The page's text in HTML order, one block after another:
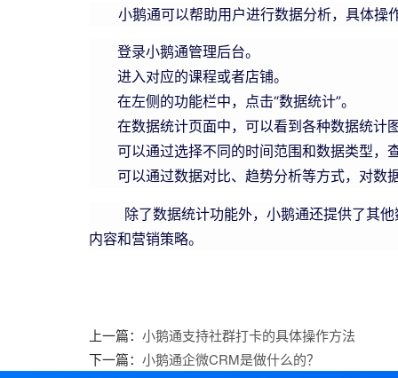
小鹅通可以帮助用户进行数据分析，具体操
登录小鹅通管理后台。
进入对应的课程或者店铺。
在左侧的功能栏中，点击“数据统计”。
在数据统计页面中，可以看到各种数据统计
可以通过选择不同的时间范围和数据类型，
可以通过数据对比、趋势分析等方式，对数
除了数据统计功能外，小鹅通还提供了其他
内容和营销策略。
上一篇： 小鹅通支持社群打卡的具体操作方法
下一篇： 小鹅通企微CRM是做什么的？